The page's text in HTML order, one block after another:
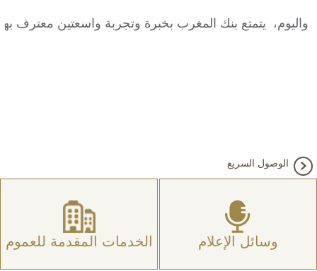
واليوم، يتمتع بنك المغرب بخبرة وتجربة واسعتين معترف
الوصول السريع
وسائل الإعلام الخدمات المقدمة للعموم